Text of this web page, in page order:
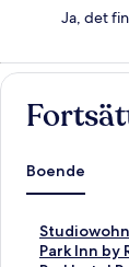
Ja, det
Boende
L
ä
Park Inn by
L